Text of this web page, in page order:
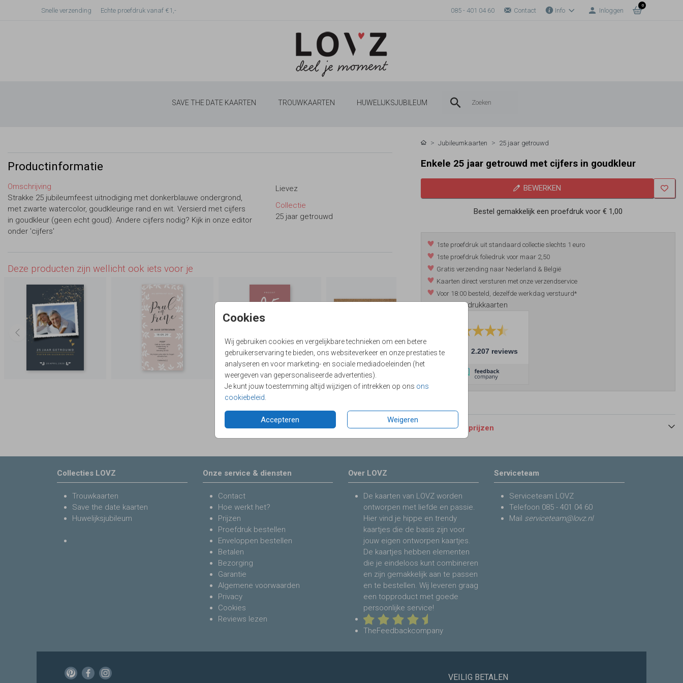
Snelle verzending Echte proefdruk vanaf €1,- 085 - 401 04 60 Contact Info Inloggen
0
SAVE THE DATE KAARTEN TROUWKAARTEN HUWELIJKSJUBILEUM
Cookies
Wij gebruiken cookies en vergelijkbare technieken om een betere
gebruikerservaring te bieden, ons websiteverkeer en onze prestaties te
analyseren en voor marketing- en sociale mediadoeleinden (het
weergeven van gepersonaliseerde advertenties).
Je kunt jouw toestemming altijd wijzigen of intrekken op ons ons
cookiebeleid
Accepteren Weigeren
Productinformatie
Omschrijving
Strakke 25 jubileumfeest uitnodiging met donkerblauwe ondergrond,
met zwarte watercolor, goudkleurige rand en wit. Versierd met cijfers
in goudkleur (geen echt goud). Andere cijfers nodig? Kijk in onze editor
onder 'cijfers'
Lievez
Collectie
25 jaar getrouwd
Deze producten zijn wellicht ook iets voor je
Jubileumkaarten 25 jaar getrouwd
Enkele 25 jaar getrouwd met cijfers in goudkleur
BEWERKEN
Bestel gemakkelijk een proefdruk voor€ 1,00
1ste proefdruk uit standaard collectie slechts 1 euro
1ste proefdruk foliedruk voor maar 2,50
Gratis verzending naar Nederland & België
Kaarten direct versturen met onze verzendservice
Voor 18:00 besteld, dezelfde werkdag verstuurd*
*m.u.v. foliedrukkaarten
9.4 2.207 reviews
Formaten en prijzen
Collecties LOVZ
Trouwkaarten
Save the date kaarten
Huwelijksjubileum
Onze service & diensten
Contact
Hoe werkt het?
Prijzen
Proefdruk bestellen
Enveloppen bestellen
Betalen
Bezorging
Garantie
Algemene voorwaarden
Privacy
Cookies
Reviews lezen
Over LOVZ
De kaarten van LOVZ worden
ontworpen met liefde en passie.
Hier vind je hippe en trendy
kaartjes die de basis zijn voor
jouw eigen ontworpen kaartjes.
De kaartjes hebben elementen
die je eindeloos kunt combineren
en zijn gemakkelijk aan te passen
en te bestellen. Wij leveren graag
een topproduct met goede
persoonlijke service!
TheFeedbackcompany
Serviceteam
Serviceteam LOVZ
Telefoon 085 - 401 04 60
Mail serviceteam@lovz.nl
VEILIG BETALEN